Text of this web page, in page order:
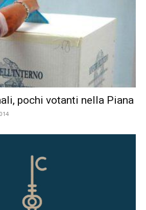
pochi votanti nella Piana